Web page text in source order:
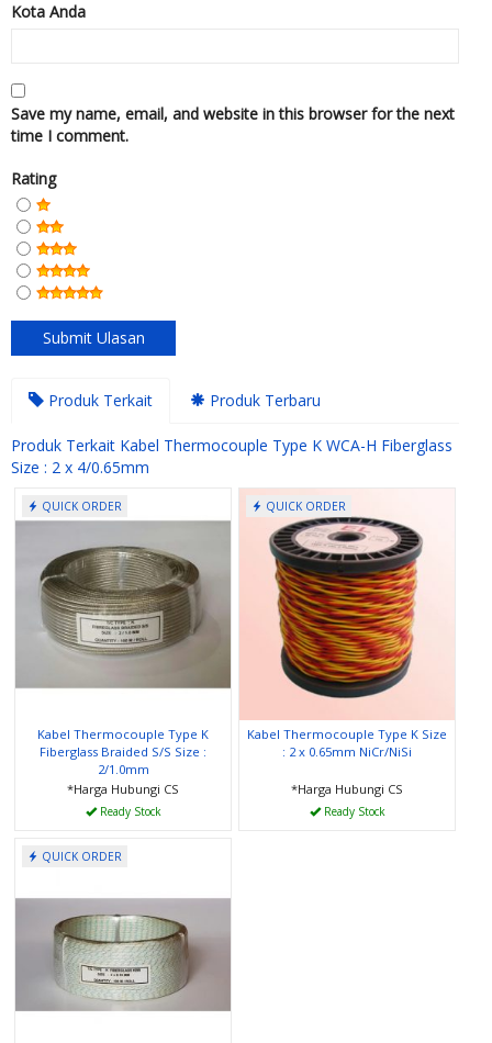
Kota Anda
Save my name, email, and website in this browser for the next
time I comment.
Rating
Produk Terkait Produk Terbaru
Produk Terkait Kabel Thermocouple Type K WCA-H Fiberglass
Size : 2 x 4/0.65mm
QUICK ORDER
Kabel Thermocouple Type K
Fiberglass Braided S/S Size :
2/1.0mm
*Harga Hubungi CS
Ready Stock
QUICK ORDER
Kabel Thermocouple Type K Size
: 2 x 0.65mm NiCr/NiSi
*Harga Hubungi CS
Ready Stock
QUICK ORDER